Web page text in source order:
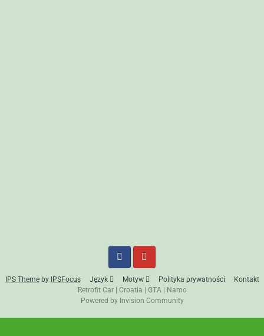
IPS Themeby IPSFocus Język Motyw Polityka prywatności
Kontakt
Retrofit Car| Croatia GTA|
Namo
Powered by Invision Community